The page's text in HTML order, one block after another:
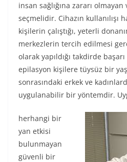
insan sağlığına zararı
seçmelidir. Cihazın kullanılışı
kişilerin çalıştığı, yeterli
merkezlerin tercih edilmesi
olarak yapıldığı takdirde
epilasyon kişilere tüysüz bir
sonrasındaki erkek ve
uygulanabilir bir yöntemdir.
herhangi bir
yan etkisi
bulunmayan
güvenli bir